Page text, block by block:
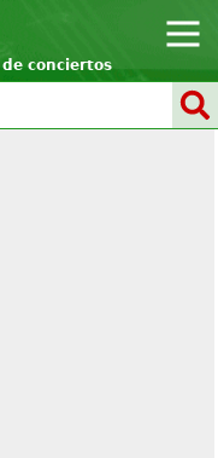
conciertos